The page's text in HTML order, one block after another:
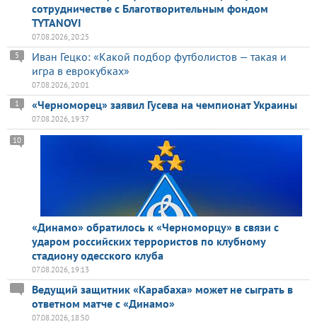
сотрудничестве с Благотворительным фондом
TYTANOVI
07.08.2026, 20:25
Иван Гецко: «Какой подбор футболистов — такая и
игра в еврокубках»
5
07.08.2026, 20:01
«Черноморец» заявил Гусева на чемпионат Украины
1
07.08.2026, 19:37
«Динамо» обратилось к «Черноморцу» в связи с
ударом российских террористов по клубному
стадиону одесского клуба
10
07.08.2026, 19:13
Ведущий защитник «Карабаха» может не сыграть в
ответном матче с «Динамо»
07.08.2026, 18:50